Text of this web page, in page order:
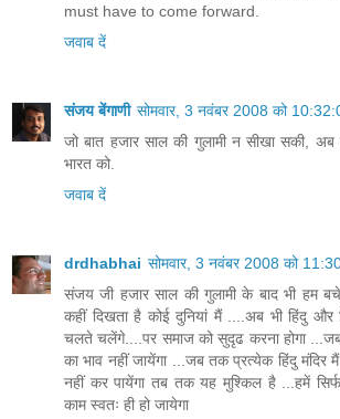
must have to come forward.
जवाब दें
संजय बेंगाणी सोमवार, 3 नवंबर 2008 को
जो बात हजार साल की गुलामी न सीखा सकी, अब
भारत को.
जवाब दें
drdhabhai सोमवार, 3 नवंबर 2008 को
संजय जी हजार साल की गुलामी के बाद भी हम
कहीं दिखता है कोई दुनियां मैं ....अब भी हिंदु और
चलते चलेंगे....पर समाज को सुदृढ करना होगा
का भाव नहीं जायेंगा ...जब तक प्रत्येक हिंदु मंदिर
नहीं कर पायेंगा तब तक यह मुश्किल है ...हमें
काम स्वतः ही हो जायेगा